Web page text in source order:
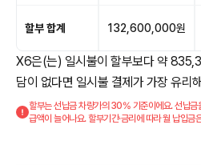
할부 합계 132,600,000원
X6은(는) 일시불이 할부보다 약
담이 없다면 일시불 결제가 가장 유리
할부는 선납금 차량가의 30% 기준이에요. 선납금
급액이 늘어나요. 할부기간·금리에 따라 월 납입금